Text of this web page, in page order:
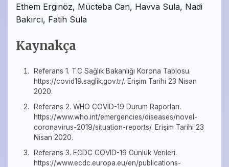
Ethem Erginöz, Mücteba Can, Havva Sula, Nadi
Bakırcı, Fatih Sula
Kaynakça
Referans 1. T.C Sağlık Bakanlığı Korona Tablosu.
https://covid19.saglik.gov.tr/. Erişim Tarihi 23 Nisan
2020.
Referans 2. WHO COVID-19 Durum Raporları.
https://www.who.int/emergencies/diseases/novel-
coronavirus-2019/situation-reports/. Erişim Tarihi 23
Nisan 2020.
Referans 3. ECDC COVID-19 Günlük Verileri.
https://www.ecdc.europa.eu/en/publications-